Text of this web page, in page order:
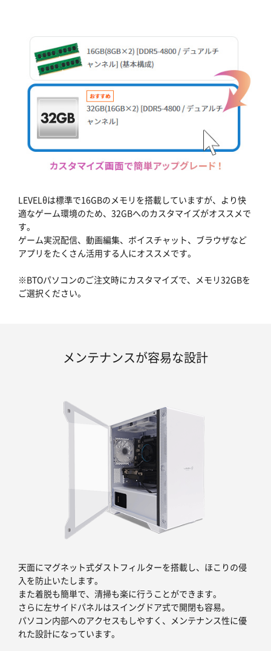
LEVELθは標準で16GBのメモリを搭載していますが、より快
適なゲーム環境のため、32GBへのカスタマイズがオススメで
す。
ゲーム実況配信、動画編集、ボイスチャット、ブラウザなど
アプリをたくさん活用する人にオススメです。
※BTOパソコンのご注文時にカスタマイズで、メモリ32GBを
ご選択ください。
メンテナンスが容易な設計
天面にマグネット式ダストフィルターを搭載し、ほこりの侵
入を防止いたします。
また着脱も簡単で、清掃も楽に行うことができます。
さらに左サイドパネルはスイングドア式で開閉も容易。
パソコン内部へのアクセスもしやすく、メンテナンス性に優
れた設計になっています。